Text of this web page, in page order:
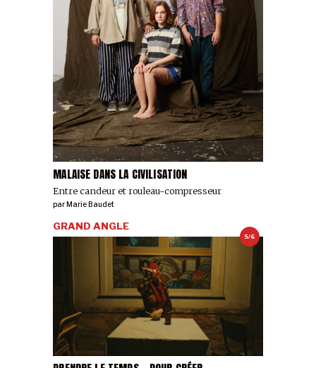
MALAISE DANS LA CIVILISATION
Entre candeur et rouleau-compresseur
par Marie Baudet
5/6
GRAND ANGLE